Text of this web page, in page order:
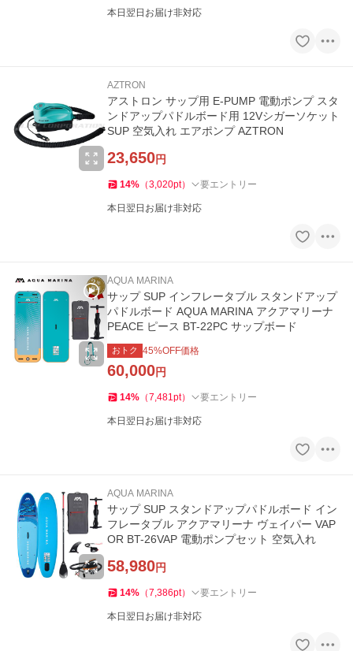
本日翌日お届け非対応
AZTRON
アストロン サップ用 E-PUMP 電動ポンプ スタ
ンドアップパドルボード用 12Vシガーソケット
SUP 空気入れ エアポンプ AZTRON
23,650円
14% （3,020pt） 要エントリー
本日翌日お届け非対応
AQUA MARINA
サップ SUP インフレータブル スタンドアップ
パドルボード AQUA MARINA アクアマリーナ
PEACE ピース BT-22PC サップボード
おトク 45%OFF価格
60,000円
14% （7,481pt） 要エントリー
本日翌日お届け非対応
AQUA MARINA
サップ SUP スタンドアップパドルボード イン
フレータブル アクアマリーナ ヴェイパー VAP
OR BT-26VAP 電動ポンプセット 空気入れ
58,980円
14% （7,386pt） 要エントリー
本日翌日お届け非対応